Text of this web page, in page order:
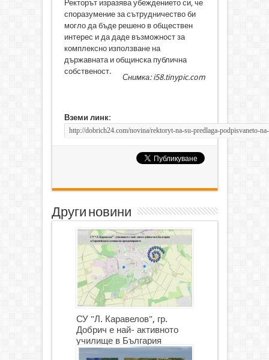
Ректорът изразява убеждението си, че
споразумение за сътрудничество би
могло да бъде решено в обществен
интерес и да даде възможност за
комплексно използване на
държавната и общинска публична
собственост.
Снимка: i58.tinypic.com
Вземи линк:
Други новини
СУ "Л. Каравелов", гр.
Добрич е най- активното
училище в България